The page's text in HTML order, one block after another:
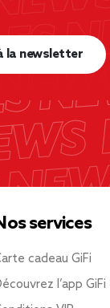
la newsletter
services
cadeau GiFi
l’app GiFi